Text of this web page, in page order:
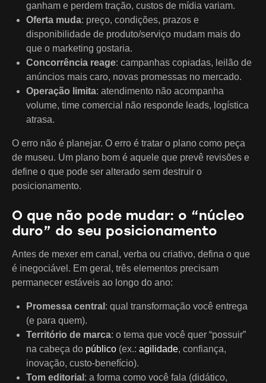
ganham e perdem tração, custos de mídia variam.
Oferta muda: preço, condições, prazos e
disponibilidade de produto/serviço mudam mais do
que o marketing gostaria.
Concorrência reage: campanhas copiadas, leilão de
anúncios mais caro, novas promessas no mercado.
Operação limita: atendimento não acompanha
volume, time comercial não responde leads, logística
atrasa.
O erro não é planejar. O erro é tratar o plano como peça
de museu. Um plano bom é aquele que prevê revisões e
define o que pode ser alterado sem destruir o
posicionamento.
O que não pode mudar: o “núcleo
duro” do seu posicionamento
Antes de mexer em canal, verba ou criativo, defina o que
é inegociável. Em geral, três elementos precisam
permanecer estáveis ao longo do ano:
Promessa central : qual transformação você entrega
(e para quem).
Território de marca: o tema que você quer “possuir”
na cabeça do público (ex.: agilidade, confiança,
inovação, custo-benefício).
Tom editorial : a forma como você fala (didático,